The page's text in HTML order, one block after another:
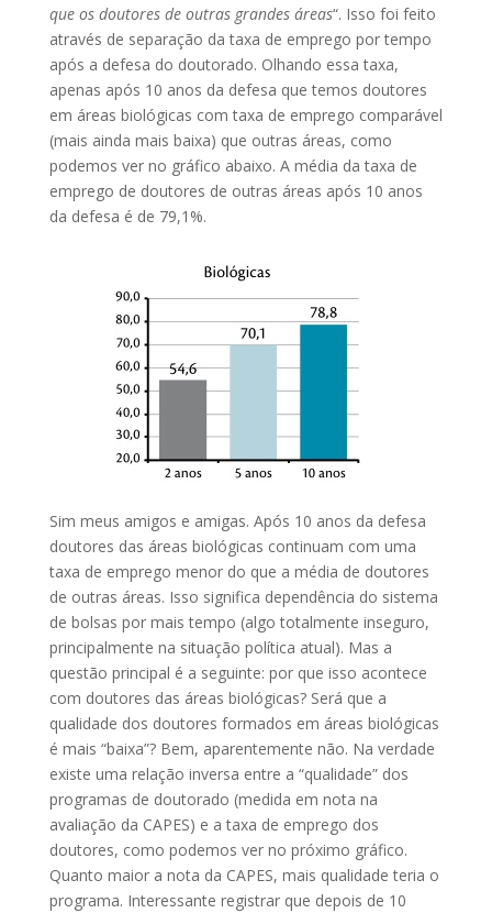
que os doutores de outras grandes áreas“. Isso foi feito
através de separação da taxa de emprego por tempo
após a defesa do doutorado. Olhando essa taxa,
apenas após 10 anos da defesa que temos doutores
em áreas biológicas com taxa de emprego comparável
(mais ainda mais baixa) que outras áreas, como
podemos ver no gráfico abaixo. A média da taxa de
emprego de doutores de outras áreas após 10 anos
da defesa é de 79,1%.
Sim meus amigos e amigas. Após 10 anos da defesa
doutores das áreas biológicas continuam com uma
taxa de emprego menor do que a média de doutores
de outras áreas. Isso significa dependência do sistema
de bolsas por mais tempo (algo totalmente inseguro,
principalmente na situação política atual). Mas a
questão principal é a seguinte: por que isso acontece
com doutores das áreas biológicas? Será que a
qualidade dos doutores formados em áreas biológicas
é mais “baixa”? Bem, aparentemente não. Na verdade
existe uma relação inversa entre a “qualidade” dos
programas de doutorado (medida em nota na
avaliação da CAPES) e a taxa de emprego dos
doutores, como podemos ver no próximo gráfico.
Quanto maior a nota da CAPES, mais qualidade teria o
programa. Interessante registrar que depois de 10